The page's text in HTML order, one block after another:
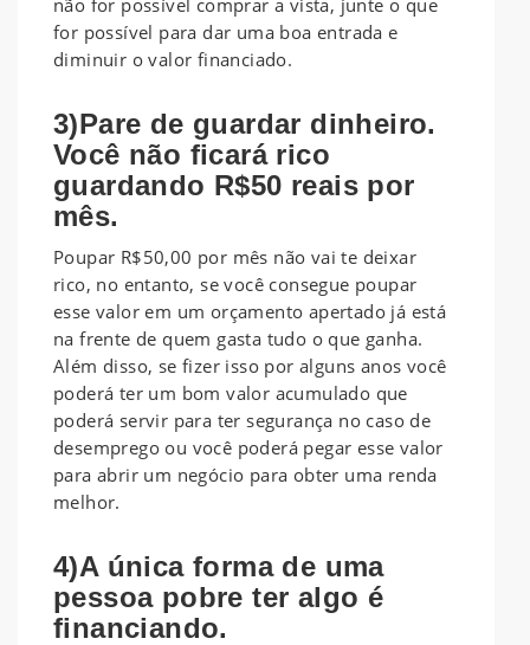
for possível para dar uma boa entrada e
diminuir o valor financiado.
3)Pare de guardar dinheiro.
Você não ficará rico
guardando R$50 reais por
mês.
Poupar R$50,00 por mês não vai te deixar
rico, no entanto, se você consegue poupar
esse valor em um orçamento apertado já está
na frente de quem gasta tudo o que ganha.
Além disso, se fizer isso por alguns anos você
poderá ter um bom valor acumulado que
poderá servir para ter segurança no caso de
desemprego ou você poderá pegar esse valor
para abrir um negócio para obter uma renda
melhor.
4)A única forma de uma
pessoa pobre ter algo é
financiando.